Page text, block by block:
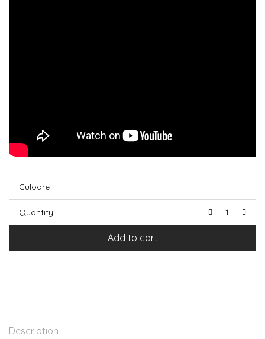
Culoare
Quantity
Add to cart
Description